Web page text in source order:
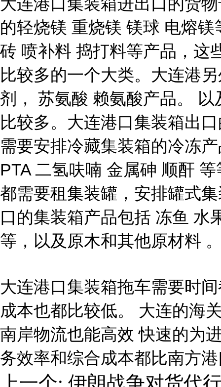
的轻烧镁 重烧镁 镁球 电熔
砖 喷补料 捣打料等产品，这
比较多的一个大类。大连港
剂， 苏氨酸 赖氨酸产品。
比较多。大连港口集装箱出
需要安排冷藏集装箱的冷冻
PTA 二氢呋喃 金属砷 顺酐
都需要租集装罐，安排罐式
口的集装箱产品包括 冻鱼 水
等，以及原木和其他原材料
大连港口集装箱拖车需要时
成本也都比较低。 大连的海
南岸物流也能高效 快速的为
务效率和综合成本都比南方